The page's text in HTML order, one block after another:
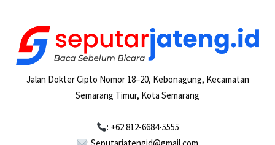
Jalan Dokter Cipto Nomor 18–20, Kebonagung, Kecamatan
Semarang Timur, Kota Semarang
: +62 812-6684-5555